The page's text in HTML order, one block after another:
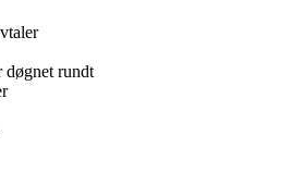
døgnet rundt